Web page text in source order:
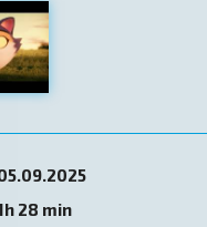
28 min